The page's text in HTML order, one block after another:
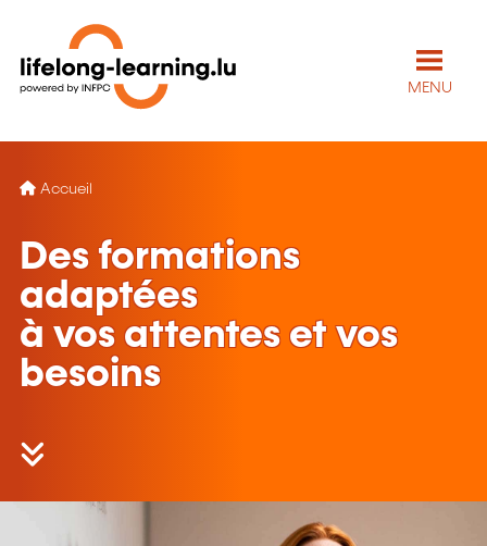
MENU
Accueil
Des formations
adaptées
à vos attentes et vos
besoins